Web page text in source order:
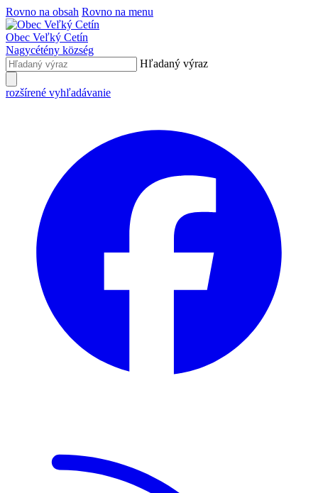
Rovno na obsah Rovno na menu
Obec Veľký Cetín
Nagycétény község
Hľadaný výraz
rozšírené vyhľadávanie